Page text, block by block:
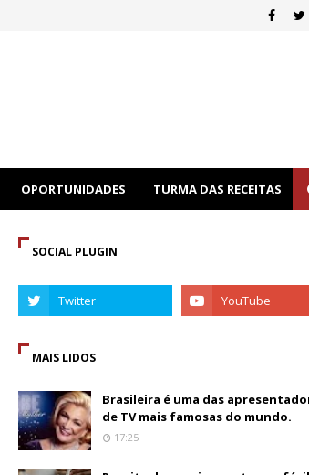
OPORTUNIDADES TURMA DAS RECEITAS
SOCIAL PLUGIN
MAIS LIDOS
Brasileira é uma das
de TV mais famosas do mundo.
17:25